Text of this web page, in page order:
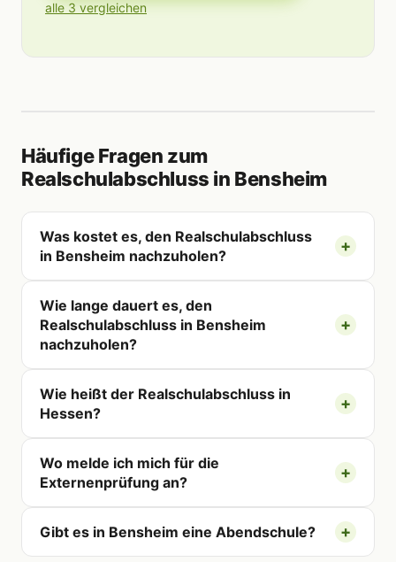
alle 3 vergleichen
Häufige Fragen zum
Realschulabschluss in Bensheim
Was kostet es, den Realschulabschluss
in Bensheim nachzuholen?
Wie lange dauert es, den
Realschulabschluss in Bensheim
nachzuholen?
Wie heißt der Realschulabschluss in
Hessen?
Wo melde ich mich für die
Externenprüfung an?
Gibt es in Bensheim eine Abendschule?